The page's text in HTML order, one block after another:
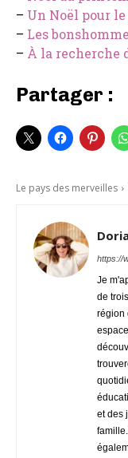
– Un Noël pour
– Les
– À la recherche
Partager :
Le pays des merveilles
https://
Je
de
région
et des